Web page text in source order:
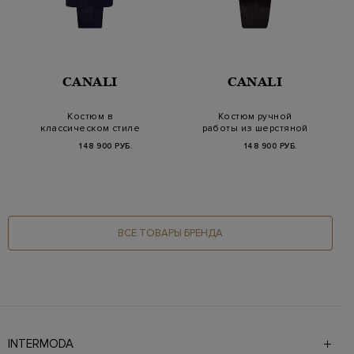
CANALI
Костюм в
классическом стиле
из шерстяной ткани
148 900 РУБ.
CANALI
Костюм ручной
работы из шерстяной
ткани с микро-узором
148 900 РУБ.
ВСЕ ТОВАРЫ БРЕНДА
INTERMODA